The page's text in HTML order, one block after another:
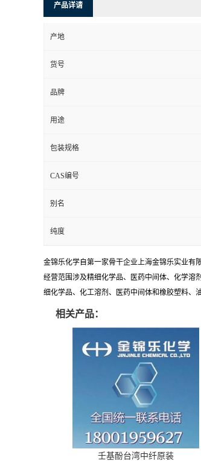
产品详请
产地
货号
品牌
用途
包装规格
CAS编号
别名
纯度
金锦乐化学自第一家骨干企业上海金锦乐实业有
经营范围涉及精细化学品、医药中间体、化学溶
细化学品、化工溶剂、医药中间体和橡胶塑料、
相关产品：
壬基酚台湾中纤原装